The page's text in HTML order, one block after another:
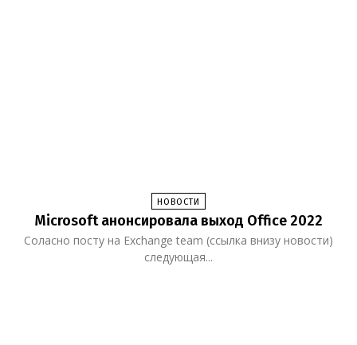
НОВОСТИ
Microsoft анонсировала выход Office 2022
Соласно посту на Exchange team (ссылка внизу новости)
следующая...